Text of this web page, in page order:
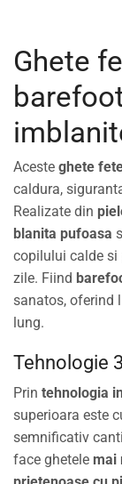
Ghete
Aceste ghete
caldura,
Realizate din
blanita pufoasa
copilului calde si
zile. Fiind
sanatos, oferind
lung.
Tehnologie
Prin tehnologia
superioara este
semnificativ
face ghetele mai